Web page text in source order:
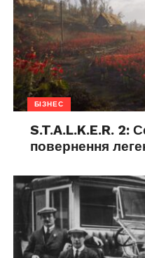
БІЗНЕС
S.T.A.L.K.E.R. 2:
повернення